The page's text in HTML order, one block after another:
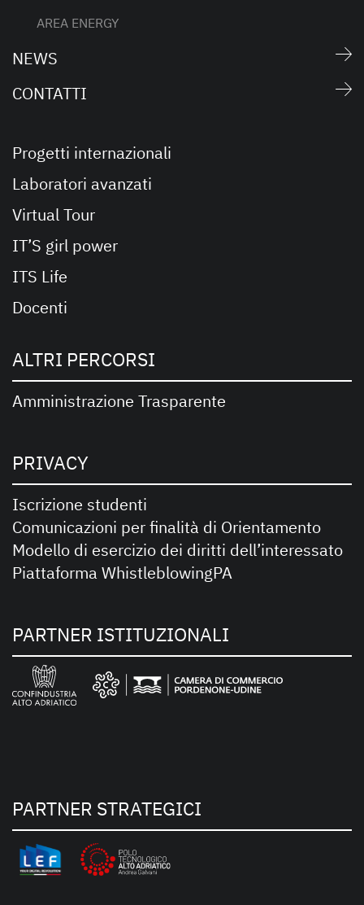
AREA ENERGY
NEWS
CONTATTI
Progetti internazionali
Laboratori avanzati
Virtual Tour
IT’S girl power
ITS Life
Docenti
ALTRI PERCORSI
Amministrazione Trasparente
PRIVACY
Iscrizione studenti
Comunicazioni per finalità di Orientamento
Modello di esercizio dei diritti dell’interessato
Piattaforma WhistleblowingPA
PARTNER ISTITUZIONALI
PARTNER STRATEGICI